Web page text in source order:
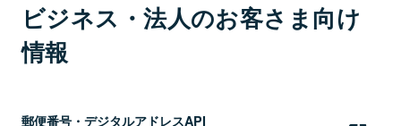
ビジネス・法人のお客さま向け
情報
郵便番号・デジタルアドレスAPI